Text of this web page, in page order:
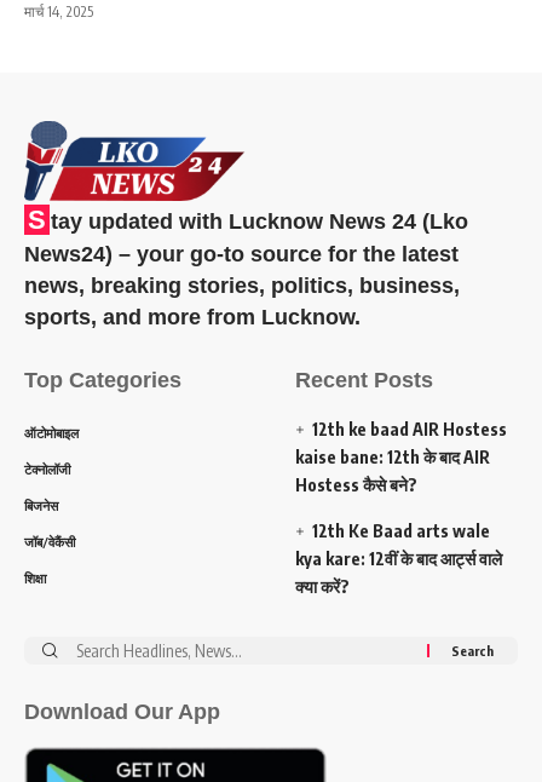
मार्च 14, 2025
S tay updated with Lucknow News 24 (Lko
News24) – your go-to source for the latest
news, breaking stories, politics, business,
sports, and more from Lucknow.
Top Categories
ऑटोमोबाइल
टेक्नोलॉजी
बिजनेस
जॉब/वेकैंसी
शिक्षा
Recent Posts
12th ke baad AIR Hostess
kaise bane: 12th के बाद AIR
Hostess कैसे बने?
12th Ke Baad arts wale
kya kare: 12वीं के बाद आर्ट्स वाले
क्या करें?
Search
Download Our App